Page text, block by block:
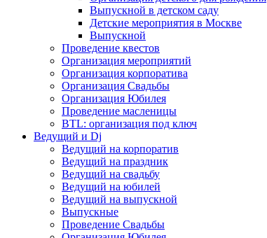
Выпускной в детском саду
Детские мероприятия в Москве
Выпускной
Проведение квестов
Организация мероприятий
Организация корпоратива
Организация Свадьбы
Организация Юбилея
Проведение масленицы
BTL: организация под ключ
Ведущий и Dj
Ведущий на корпоратив
Ведущий на праздник
Ведущий на свадьбу
Ведущий на юбилей
Ведущий на выпускной
Выпускные
Проведение Свадьбы